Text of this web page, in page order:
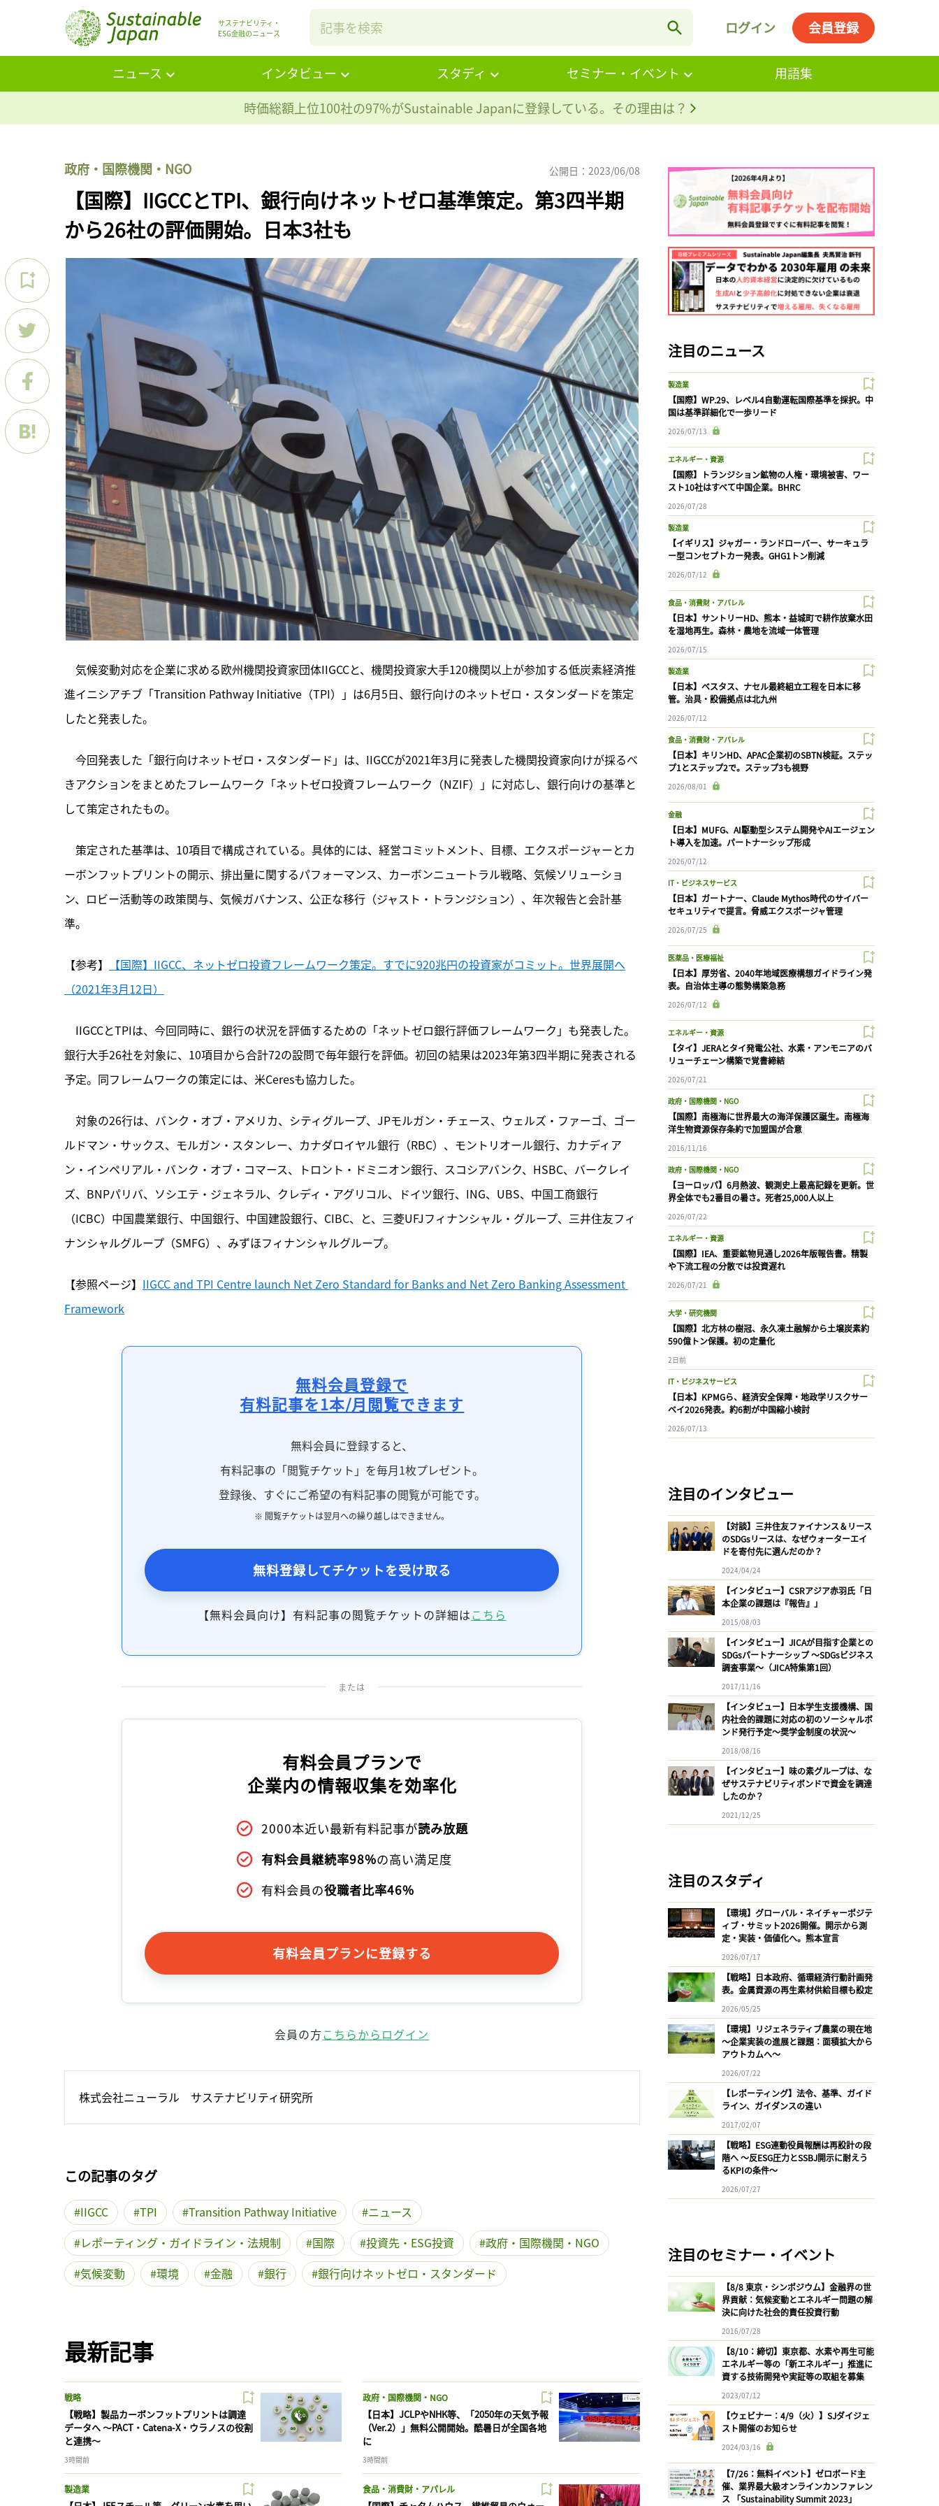
サステナビリティ・
ESG金融のニュース
ログイン 会員登録
ニュース インタビュー スタディ セミナー・イベント
用語集
時価総額上位100社の97%がSustainable Japanに登録している。その理由は？
政府・国際機関・NGO 公開日：2023/06/08
【国際】IIGCCとTPI、銀行向けネットゼロ基準策定。第3四半期
から26社の評価開始。日本3社も
気候変動対応を企業に求める欧州機関投資家団体IIGCCと、機関投資家大手120機関以上が参加する低炭素経済推
進イニシアチブ「Transition Pathway Initiative（TPI）」は6月5日、銀行向けのネットゼロ・スタンダードを策定
したと発表した。
今回発表した「銀行向けネットゼロ・スタンダード」は、 IIGCCが2021年3月に発表した機関投資家向けが採るべ
きアクションをまとめたフレームワーク「ネットゼロ投資フレームワーク（NZIF）」に対応し、銀行向けの基準と
して策定されたもの。
策定された基準は、10項目で構成されている。具体的には、経営コミットメント、目標、エクスポージャーとカ
ーボンフットプリントの開示、排出量に関するパフォーマンス、カーボンニュートラル戦略、気候ソリューショ
ン、ロビー活動等の政策関与、気候ガバナンス、公正な移行（ジャスト・トランジション）、年次報告と会計基
準。
【参考】
【国際】IIGCC、ネットゼロ投資フレームワーク策定。すでに920兆円の投資家がコミット。世界展開へ
（2021年3月12日）
IIGCCとTPIは、今回同時に、銀行の状況を評価するための「ネットゼロ銀行評価フレームワーク」も発表した。
銀行大手26社を対象に、10項目から合計72の設問で毎年銀行を評価。初回の結果は2023年第3四半期に発表される
予定。同フレームワークの策定には、米Ceresも協力した。
対象の26行は、バンク・オブ・アメリカ、シティグループ、JPモルガン・チェース、ウェルズ・ファーゴ、ゴー
ルドマン・サックス、モルガン・スタンレー、カナダロイヤル銀行（RBC）、モントリオール銀行、カナディア
ン・インペリアル・バンク・オブ・コマース、トロント・ドミニオン銀行、スコシアバンク、HSBC、バークレイ
ズ、BNPパリバ、ソシエテ・ジェネラル、クレディ・アグリコル、ドイツ銀行、ING、UBS、中国工商銀行
（ICBC）中国農業銀行、中国銀行、中国建設銀行、CIBC、と、三菱UFJフィナンシャル・グループ、三井住友フィ
ナンシャルグループ（SMFG）、みずほフィナンシャルグループ。
【参照ページ】 IIGCC and TPI Centre launch Net Zero Standard for Banks and Net Zero Banking Assessment
Framework
無料会員登録で
有料記事を1本/月閲覧できます
無料会員に登録すると、
有料記事の「閲覧チケット」を毎月1枚プレゼント。
登録後、すぐにご希望の有料記事の閲覧が可能です。
※ 閲覧チケットは翌月への繰り越しはできません。
無料登録してチケットを受け取る
【無料会員向け】有料記事の閲覧チケットの詳細はこちら
または
有料会員プランで
企業内の情報収集を効率化
2000本近い最新有料記事が読み放題
有料会員継続率98%の高い満足度
有料会員の役職者比率46%
有料会員プランに登録する
会員の方こちらからログイン
株式会社ニューラル　サステナビリティ研究所
この記事のタグ
IIGCC TPI Transition Pathway Initiative
ニュース
レポーティング・ガイドライン・法規制
国際 投資先・ESG投資
政府・国際機関・NGO
気候変動
環境 金融 銀行 銀行向けネットゼロ・スタンダード
最新記事
戦略
【戦略】製品カーボンフットプリントは調達
データへ 〜PACT・Catena-X・ウラノスの役割
と連携〜
3時間前
政府・国際機関・NGO
【日本】JCLPやNHK等、「2050年の天気予報
（Ver.2）」無料公開開始。酷暑日が全国各地
に
3時間前
製造業 食品・消費財・アパレル
注目のニュース
製造業
【国際】WP.29、レベル4自動運転国際基準を採択。中
国は基準詳細化で一歩リード
2026/07/13
エネルギー・資源
【国際】トランジション鉱物の人権・環境被害、ワー
スト10社はすべて中国企業。BHRC
2026/07/28
製造業
【イギリス】ジャガー・ランドローバー、サーキュラ
ー型コンセプトカー発表。GHG1トン削減
2026/07/12
食品・消費財・アパレル
【日本】サントリーHD、熊本・益城町で耕作放棄水田
を湿地再生。森林・農地を流域一体管理
2026/07/15
製造業
【日本】ベスタス、ナセル最終組立工程を日本に移
管。治具・設備拠点は北九州
2026/07/12
食品・消費財・アパレル
【日本】キリンHD、APAC企業初のSBTN検証。ステッ
プ1とステップ2で。ステップ3も視野
2026/08/01
金融
【日本】MUFG、AI駆動型システム開発やAIエージェン
ト導入を加速。パートナーシップ形成
2026/07/12
IT・ビジネスサービス
【日本】ガートナー、Claude Mythos時代のサイバー
セキュリティで提言。脅威エクスポージャ管理
2026/07/25
医薬品・医療福祉
【日本】厚労省、2040年地域医療構想ガイドライン発
表。自治体主導の態勢構築急務
2026/07/12
エネルギー・資源
【タイ】JERAとタイ発電公社、水素・アンモニアのバ
リューチェーン構築で覚書締結
2026/07/21
政府・国際機関・NGO
【国際】南極海に世界最大の海洋保護区誕生。南極海
洋生物資源保存条約で加盟国が合意
2016/11/16
政府・国際機関・NGO
【ヨーロッパ】6月熱波、観測史上最高記録を更新。世
界全体でも2番目の暑さ。死者25,000人以上
2026/07/22
エネルギー・資源
【国際】IEA、重要鉱物見通し2026年版報告書。精製
や下流工程の分散では投資遅れ
2026/07/21
大学・研究機関
【国際】北方林の樹冠、永久凍土融解から土壌炭素約
590億トン保護。初の定量化
2日前
IT・ビジネスサービス
【日本】KPMGら、経済安全保障・地政学リスクサー
ベイ2026発表。約6割が中国縮小検討
2026/07/13
注目のインタビュー
【対談】三井住友ファイナンス＆リース
のSDGsリースは、なぜウォーターエイ
ドを寄付先に選んだのか？
2024/04/24
【インタビュー】CSRアジア赤羽氏「日
本企業の課題は『報告』」
2015/08/03
【インタビュー】JICAが目指す企業との
SDGsパートナーシップ 〜SDGsビジネス
調査事業〜（JICA特集第1回）
2017/11/16
【インタビュー】日本学生支援機構、国
内社会的課題に対応の初のソーシャルボ
ンド発行予定〜奨学金制度の状況〜
2018/08/16
【インタビュー】味の素グループは、な
ぜサステナビリティボンドで資金を調達
したのか？
2021/12/25
注目のスタディ
【環境】グローバル・ネイチャーポジテ
ィブ・サミット2026開催。開示から測
定・実装・価値化へ。熊本宣言
2026/07/17
【戦略】日本政府、循環経済行動計画発
表。金属資源の再生素材供給目標も設定
2026/05/25
【環境】リジェネラティブ農業の現在地
〜企業実装の進展と課題：面積拡大から
アウトカムへ〜
2026/07/22
【レポーティング】法令、基準、ガイド
ライン、ガイダンスの違い
2017/02/07
【戦略】ESG連動役員報酬は再設計の段
階へ 〜反ESG圧力とSSBJ開示に耐えう
るKPIの条件〜
2026/07/27
注目のセミナー・イベント
【8/8 東京・シンポジウム】金融界の世
界貢献：気候変動とエネルギー問題の解
決に向けた社会的責任投資行動
2016/07/28
【8/10：締切】東京都、水素や再生可能
エネルギー等の「新エネルギー」推進に
資する技術開発や実証等の取組を募集
2023/07/12
【ウェビナー：4/9（火）】SJダイジェ
スト開催のお知らせ
2024/03/16
【7/26：無料イベント】ゼロボード主
催、業界最大級オンラインカンファレン
ス 「Sustainability Summit 2023」
記事をお気に入りに保存するには
ログインが必要です